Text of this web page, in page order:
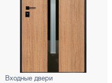
Входные двери